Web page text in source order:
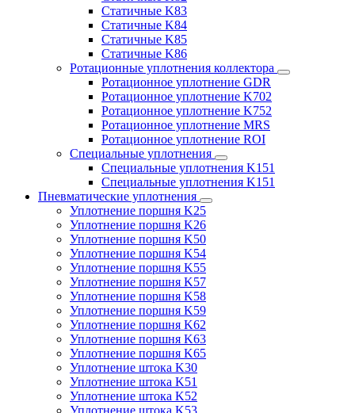
Статичные K83
Статичные K84
Статичные K85
Статичные K86
Ротационные уплотнения коллектора
Ротационное уплотнение GDR
Ротационное уплотнение K702
Ротационное уплотнение K752
Ротационное уплотнение MRS
Ротационное уплотнение ROI
Специальные уплотнения
Специальные уплотнения K151
Специальные уплотнения K151
Пневматические уплотнения
Уплотнение поршня K25
Уплотнение поршня K26
Уплотнение поршня K50
Уплотнение поршня K54
Уплотнение поршня K55
Уплотнение поршня K57
Уплотнение поршня K58
Уплотнение поршня K59
Уплотнение поршня K62
Уплотнение поршня K63
Уплотнение поршня K65
Уплотнение штока K30
Уплотнение штока K51
Уплотнение штока K52
Уплотнение штока K53